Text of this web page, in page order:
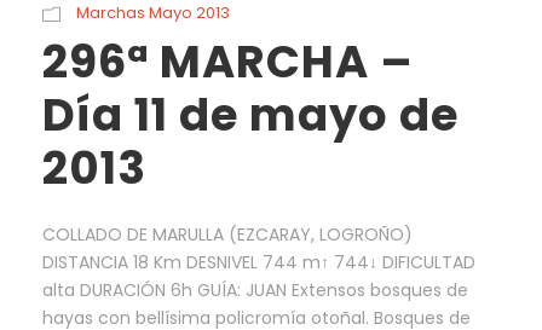
Marchas Mayo 2013
296ª MARCHA –
Día 11 de mayo de
2013
COLLADO DE MARULLA (EZCARAY, LOGROÑO)
DISTANCIA 18 Km DESNIVEL 744 m↑ 744↓ DIFICULTAD
alta DURACIÓN 6h GUÍA: JUAN Extensos bosques de
hayas con bellísima policromía otoñal. Bosques de